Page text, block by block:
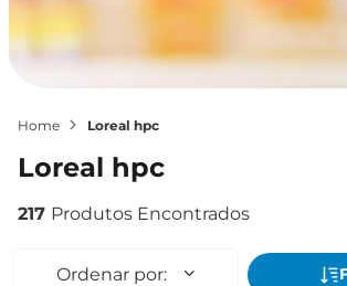
loreal hpc
loreal hpc
217